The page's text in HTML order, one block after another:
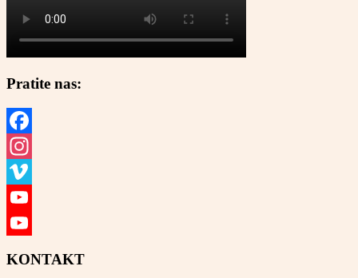
Pratite nas:
Facebook
Instagram
Vimeo
YouTube
KONTAKT